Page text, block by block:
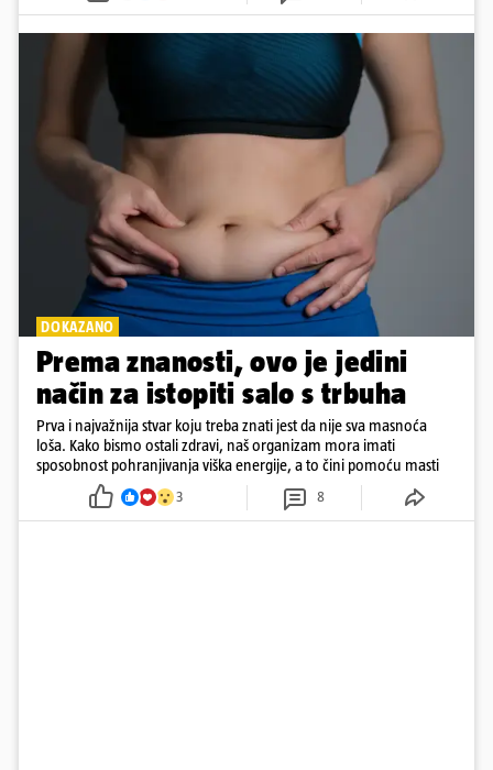
DOKAZANO
Prema znanosti, ovo je jedini
način za istopiti salo s trbuha
Prva i najvažnija stvar koju treba znati jest da nije sva masnoća
loša. Kako bismo ostali zdravi, naš organizam mora imati
sposobnost pohranjivanja viška energije, a to čini pomoću masti
3 8